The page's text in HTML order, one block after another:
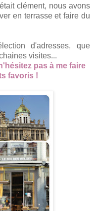
clément, nous avons
en terrasse et faire du
d'adresses, que
visites...
pas à me faire
favoris !